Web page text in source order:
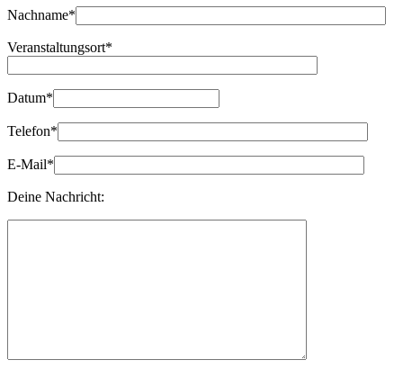
Nachname*
Veranstaltungsort*
Datum*
Telefon*
E-Mail*
Deine Nachricht: